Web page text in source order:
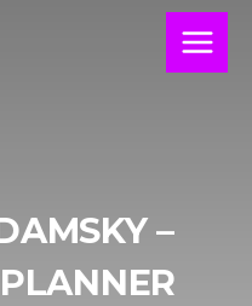
Main
Menu
–